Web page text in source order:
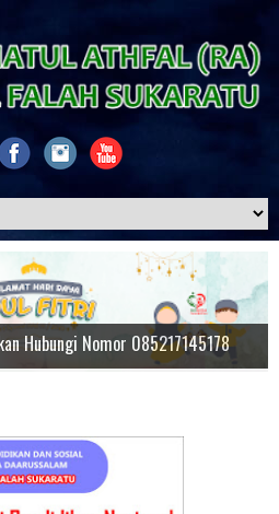
RA Nurul Falah Sukaratu-Majasari-
Hubungi Nomor 085217145178
Dewan Guru serta Orang Tua
dengan Hati